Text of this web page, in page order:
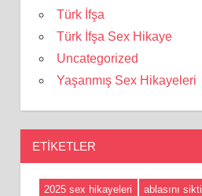
Türk İfşa
Türk İfşa Sex Hikaye
Uncategorized
Yaşanmış Sex Hikayeleri
ETIKETLER
2025 sex hikayeleri
ablasını sikti